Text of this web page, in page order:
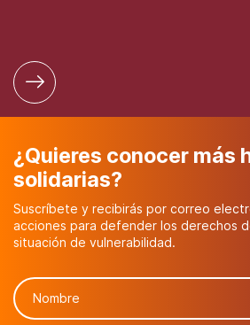
¿Quieres conocer más
solidarias?
Suscríbete y recibirás por correo
acciones para defender los derechos
situación de vulnerabilidad.